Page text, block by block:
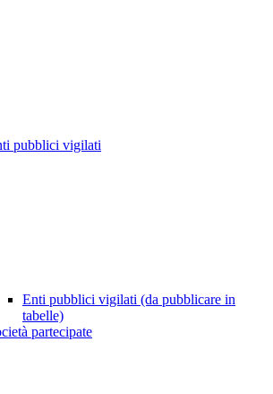
pubblici vigilati
Enti pubblici vigilati (da pubblicare in
tabelle)
partecipate